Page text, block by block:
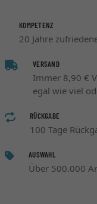
KOMPETENZ
20 Jahre
VERSAND
Immer 8,90 €
egal wie viel
RÜCKGABE
100 Tage
AUSWAHL
Über 500.000